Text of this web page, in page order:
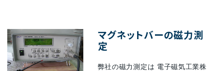
マグネットバーの磁力測
定
弊社の磁力測定は 電子磁気工業株